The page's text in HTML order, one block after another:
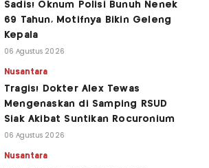
Sadis! Oknum Polisi Bunuh Nenek
69 Tahun, Motifnya Bikin Geleng
Kepala
06 Agustus 2026
Nusantara
Tragis! Dokter Alex Tewas
Mengenaskan di Samping RSUD
Siak Akibat Suntikan Rocuronium
06 Agustus 2026
Nusantara